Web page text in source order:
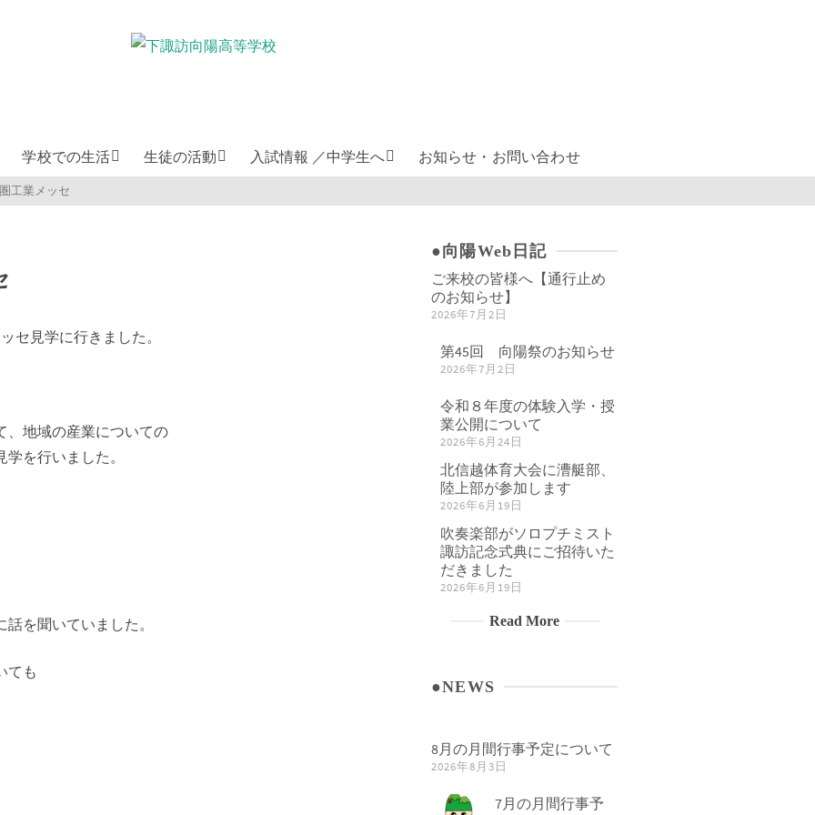
学校での生活 生徒の活動 入試情報 ／中学生へ お知らせ・お問い合わせ
工業メッセ
セ見学に行きました。
、地域の産業についての
を行いました。
を聞いていました。
ても
●向陽Web日記
ご来校の皆様へ【通行止め
のお知らせ】
2026年7月2日
第45回 向陽祭のお知らせ
2026年7月2日
令和８年度の体験入学・授
業公開について
2026年6月24日
北信越体育大会に漕艇部、
陸上部が参加します
2026年6月19日
吹奏楽部がソロプチミスト
諏訪記念式典にご招待いた
だきました
2026年6月19日
Read More
●NEWS
8月の月間行事予定について
2026年8月3日
7月の月間行事予